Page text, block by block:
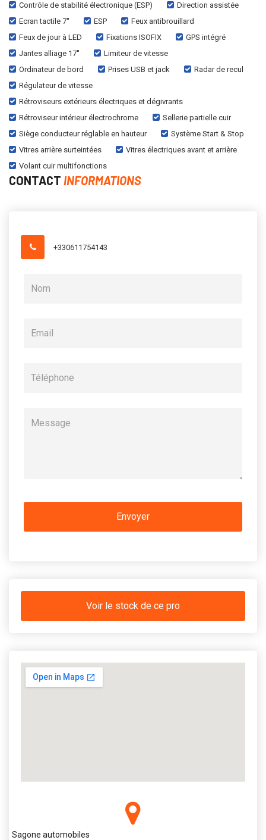
Contrôle de stabilité électronique (ESP)
Direction assistée
Ecran tactile 7''
ESP
Feux antibrouillard
Feux de jour à LED
Fixations ISOFIX
GPS intégré
Jantes alliage 17''
Limiteur de vitesse
Ordinateur de bord
Prises USB et jack
Radar de recul
Régulateur de vitesse
Rétroviseurs extérieurs électriques et dégivrants
Rétroviseur intérieur électrochrome
Sellerie partielle cuir
Siège conducteur réglable en hauteur
Système Start & Stop
Vitres arrière surteintées
Vitres électriques avant et arrière
Volant cuir multifonctions
CONTACT INFORMATIONS
+330611754143
Voir le stock de ce pro
Sagone automobiles